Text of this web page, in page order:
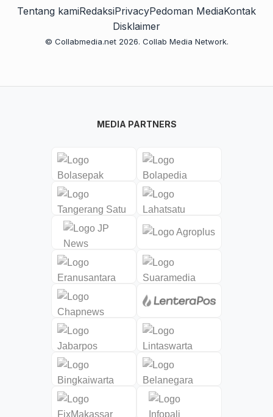
Tentang kamiRedaksiPrivacyPedoman MediaKontak
Disklaimer
© Collabmedia.net 2026. Collab Media Network.
MEDIA PARTNERS